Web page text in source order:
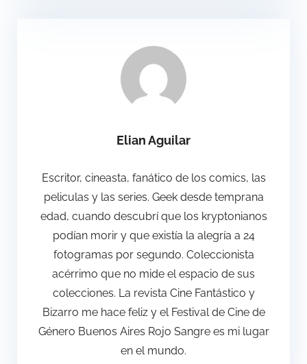
Elian Aguilar
Escritor, cineasta, fanático de los comics, las
peliculas y las series. Geek desde temprana
edad, cuando descubrí que los kryptonianos
podían morir y que existía la alegría a 24
fotogramas por segundo. Coleccionista
acérrimo que no mide el espacio de sus
colecciones. La revista Cine Fantástico y
Bizarro me hace feliz y el Festival de Cine de
Género Buenos Aires Rojo Sangre es mi lugar
en el mundo.